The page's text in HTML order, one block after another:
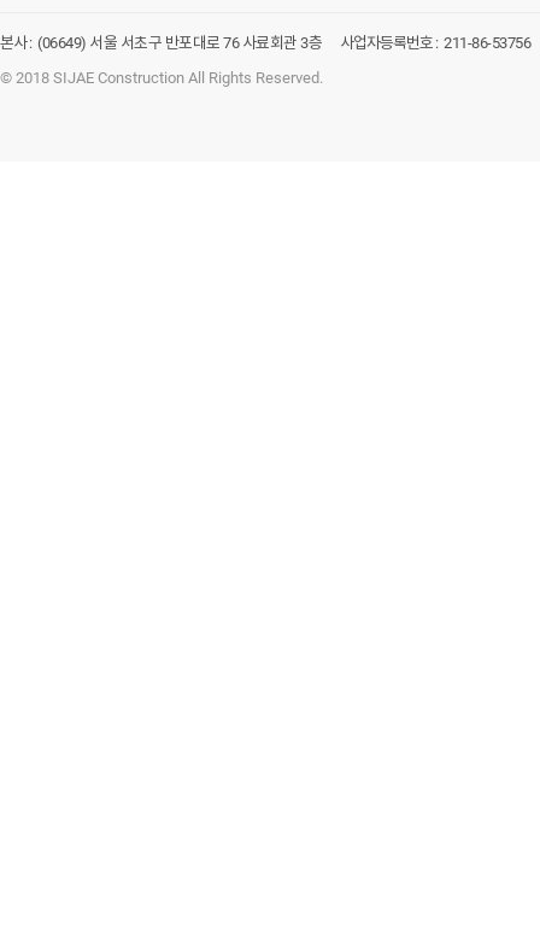
본사 : (06649) 서울 서초구 반포대로 76 사료회관 3층 사업자등록번호 : 211-86-53756
© 2018 SIJAE Construction All Rights Reserved.